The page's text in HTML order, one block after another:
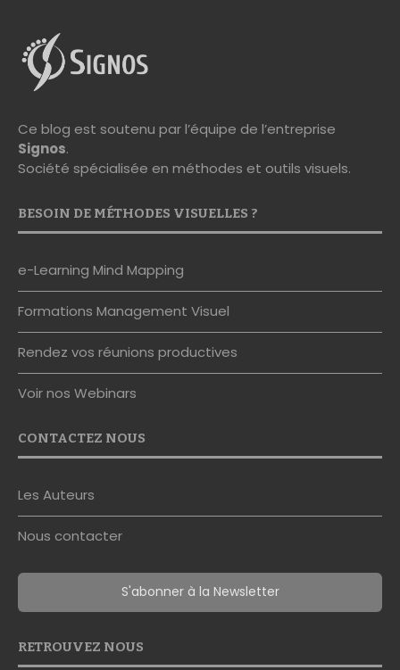
Ce blog est soutenu par l’équipe de l’entreprise
Signos.
Société spécialisée en méthodes et outils visuels.
BESOIN DE MÉTHODES VISUELLES ?
e-Learning Mind Mapping
Formations Management Visuel
Rendez vos réunions productives
Voir nos Webinars
CONTACTEZ NOUS
Les Auteurs
Nous contacter
S'abonner à la Newsletter
RETROUVEZ NOUS